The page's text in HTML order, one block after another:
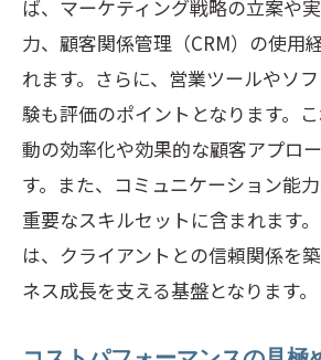
ば、マーケティング戦略の立案や
力、顧客関係管理（CRM）の使用
れます。さらに、営業ツールやソ
験も評価のポイントとなります。
動の効率化や効果的な顧客アプロ
す。また、コミュニケーション能
重要なスキルセットに含まれます
は、クライアントとの信頼関係を
ネス成長を支える基盤となります。